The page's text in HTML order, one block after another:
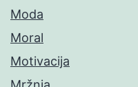
Moda
Moral
Motivacija